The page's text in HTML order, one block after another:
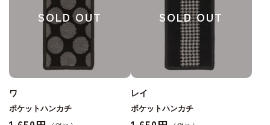
SOLD OUT
ワ
ポケットハンカチ
SOLD OUT
レイ
ポケットハンカチ